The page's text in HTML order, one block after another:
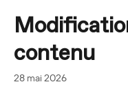
contenu
28 mai 2026